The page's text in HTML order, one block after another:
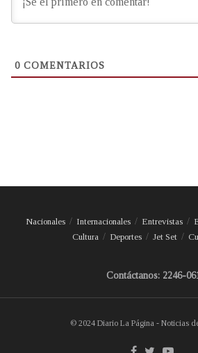
0 COMENTARIOS
Nacionales Internacionales Entrevistas
Cultura
Deportes Jet Set
Contáctanos: 2246-
© 2024 Diario La Página - Noticias